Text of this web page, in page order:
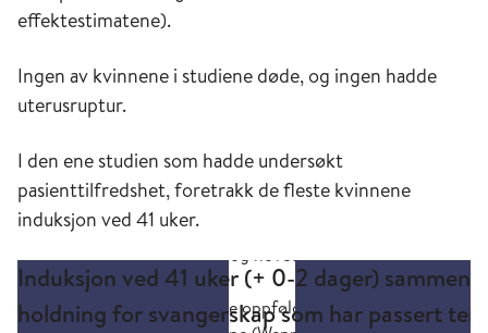
effektestimatene).
Ingen av kvinnene i studiene døde, og ingen hadde
uterusruptur.
I den ene studien som hadde undersøkt
pasienttilfredshet, foretrakk de fleste kvinnene
induksjon ved 41 uker.
Induksjon ved 41 uker (+ 0-2 dager)
holdning for svangerskap som har passert